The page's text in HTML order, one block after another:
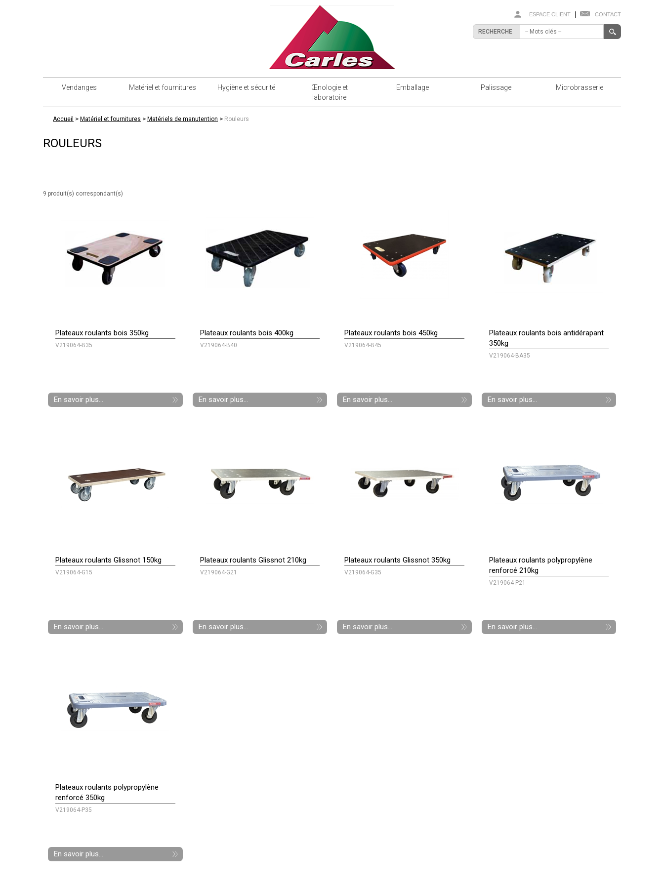
CONTACT
ESPACE CLIENT
RECHERCHE
Vendanges Matériel et fournitures Hygiène et sécurité
Œnologie et
laboratoire
Emballage Palissage Microbrasserie
Accueil > Matériel et fournitures > Matériels de manutention > Rouleurs
ROULEURS
9 produit(s) correspondant(s)
Plateaux roulants bois 350kg
V219064-B35
En savoir plus...
Plateaux roulants bois 400kg
V219064-B40
En savoir plus...
Plateaux roulants bois 450kg
V219064-B45
En savoir plus...
Plateaux roulants bois antidérapant
350kg
V219064-BA35
En savoir plus...
Plateaux roulants Glissnot 150kg
V219064-G15
En savoir plus...
Plateaux roulants Glissnot 210kg
V219064-G21
En savoir plus...
Plateaux roulants Glissnot 350kg
V219064-G35
En savoir plus...
Plateaux roulants polypropylène
renforcé 210kg
V219064-P21
En savoir plus...
Plateaux roulants polypropylène
renforcé 350kg
V219064-P35
En savoir plus...